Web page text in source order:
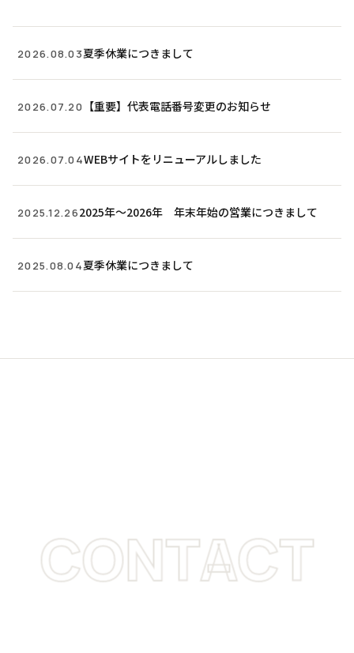
2026.08.03夏季休業につきまして
2026.07.20 【重要】代表電話番号変更のお知らせ
2026.07.04WEBサイトをリニューアルしました
2025.12.262025年〜2026年 年末年始の営業につきまして
2025.08.04夏季休業につきまして
CONTACT